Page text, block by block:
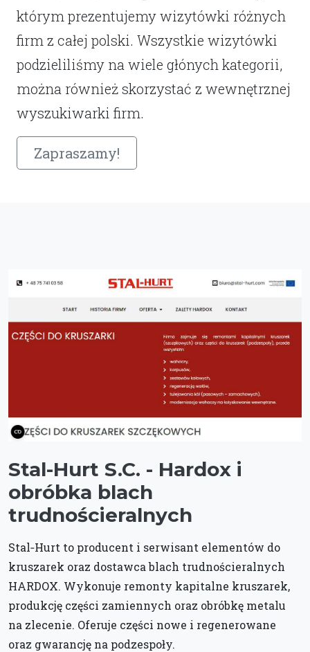
którym prezentujemy wizytówki różnych
firm z całej polski. Wszystkie wizytówki
podzieliliśmy na wiele głónych kategorii,
można również skorzystać z wewnętrznej
wyszukiwarki firm.
Zapraszamy!
Stal-Hurt S.C. - Hardox i
obróbka blach
trudnościeralnych
Stal‑Hurt to producent i serwisant elementów do
kruszarek oraz dostawca blach trudnościeralnych
HARDOX. Wykonuje remonty kapitalne kruszarek,
produkcję części zamiennych oraz obróbkę metalu
na zlecenie. Oferuje części nowe i regenerowane
oraz gwarancję na podzespoły.